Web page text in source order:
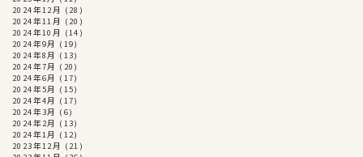
2024年12月 (28)
2024年11月 (20)
2024年10月 (14)
2024年9月 (19)
2024年8月 (13)
2024年7月 (20)
2024年6月 (17)
2024年5月 (15)
2024年4月 (17)
2024年3月 (6)
2024年2月 (13)
2024年1月 (12)
2023年12月 (21)